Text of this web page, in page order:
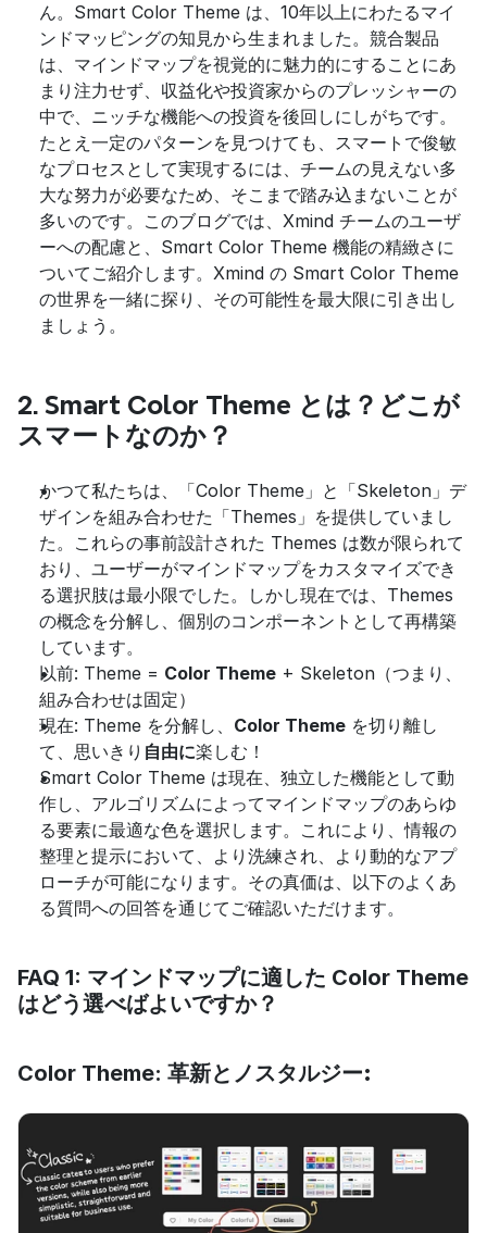
ん。Smart Color Theme は、10年以上にわたるマイ
ンドマッピングの知見から生まれました。競合製品
は、マインドマップを視覚的に魅力的にすることにあ
まり注力せず、収益化や投資家からのプレッシャーの
中で、ニッチな機能への投資を後回しにしがちです。
たとえ一定のパターンを見つけても、スマートで俊敏
なプロセスとして実現するには、チームの見えない多
大な努力が必要なため、そこまで踏み込まないことが
多いのです。このブログでは、Xmind チームのユーザ
ーへの配慮と、Smart Color Theme 機能の精緻さに
ついてご紹介します。Xmind の Smart Color Theme
の世界を一緒に探り、その可能性を最大限に引き出し
ましょう。
2. Smart Color Theme とは？どこが
スマートなのか？
かつて私たちは、「Color Theme」と「Skeleton」デ
ザインを組み合わせた「Themes」を提供していまし
た。これらの事前設計された Themes は数が限られて
おり、ユーザーがマインドマップをカスタマイズでき
る選択肢は最小限でした。しかし現在では、Themes
の概念を分解し、個別のコンポーネントとして再構築
しています。
以前: Theme = Color Theme + Skeleton（つまり、
組み合わせは固定）
現在: Theme を分解し、 Color Theme を切り離し
て、思いきり 自由に楽しむ！
Smart Color Theme は現在、独立した機能として動
作し、アルゴリズムによってマインドマップのあらゆ
る要素に最適な色を選択します。これにより、情報の
整理と提示において、より洗練され、より動的なアプ
ローチが可能になります。その真価は、以下のよくあ
る質問への回答を通じてご確認いただけます。
FAQ 1: マインドマップに適した Color Theme
はどう選べばよいですか？
Color Theme: 革新とノスタルジー: